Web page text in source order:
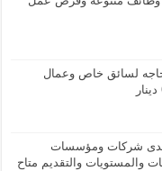
في الكويت 2024 بحاجه لسائق خاص وعمال
في الامارات 2024 لدى شركات ومؤسسات
والمستويات والتقديم متاح